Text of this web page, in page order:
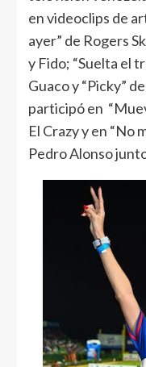
en videoclips de
ayer” de Rogers
y Fido; “Suelta el
Guaco y “Picky”
participó en
El Crazy y en “No
Pedro Alonso